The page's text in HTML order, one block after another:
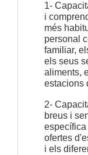
1-
i
més
personal
familiar,
els seus
aliments,
estacions
2-
breus i
específica
ofertes
i els